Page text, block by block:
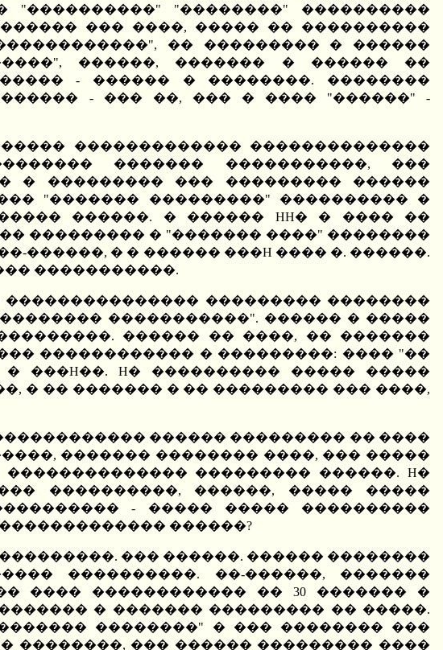
"��������" ����������
��� ����, ����� �� ����������
�� ��������� � ������
������, ������� � ������ ��
- ������ � ��������. ��������
- ��� ��, ��� � ���� "������" -
������������� ��������������
������� �����������, ���
� ��������� ��� ��������� ������
"������� ���������" ���������� �
������. � ������ HH� � ���� ��
��������� � "������� ����" ��������
������, � � ������ ���H ���� �. ������.
�����������.
��������������� ��������� ��������
�����������". ������ � �����
������ �� ����, �� �������
������������ � ���������: ���� "��
���H��. H� ���������� ����� �����
� �� ������� � �� ��������� ��� ����,
������ ��������� �� ����
������� �������� ����, ��� �����
��������� ������. H�
����������, ������, ����� �����
- ����� ����� ����������
������?
��� ������. ������ ��������
����������. ��-������, �������
���� ������������ �� 30 ������� �
� ������� ��������� �� �����.
��������" � ��� �������� ���
��������, ��� ������ ��������� ����